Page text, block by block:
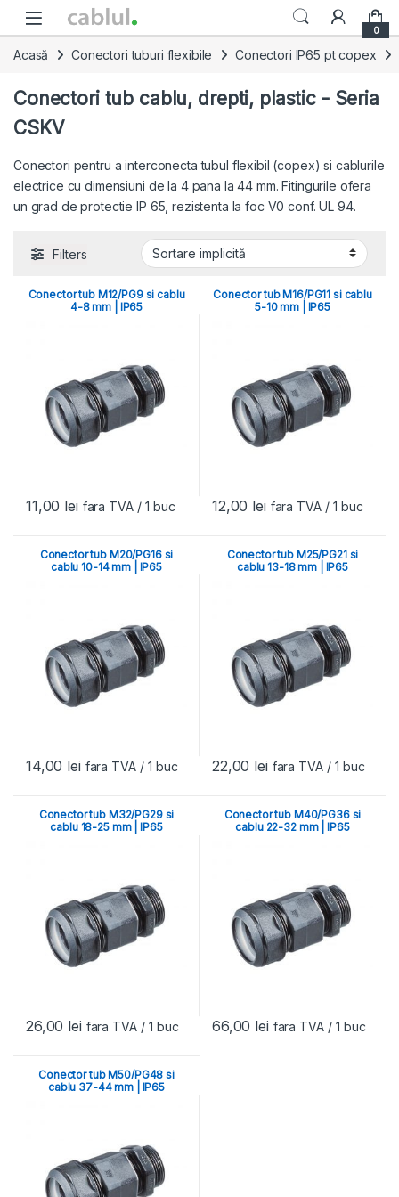
Skip to navigation
Skip to content
0
Acasă Conectori tuburi flexibile Conectori IP65 pt copex
Conectori tub cablu, drepti, plastic - Seria
CSKV
Conectori pentru a interconecta tubul flexibil (copex) si cablurile
electrice cu dimensiuni de la 4 pana la 44 mm. Fitingurile ofera
un grad de protectie IP 65, rezistenta la foc V0 conf. UL 94.
Filters
Conector tub M12/PG9 si cablu
4-8 mm | IP65
11,00 lei fara TVA / 1 buc
Conector tub M16/PG11 si cablu
5-10 mm | IP65
12,00 lei fara TVA / 1 buc
Conector tub M20/PG16 si
cablu 10-14 mm | IP65
14,00 lei fara TVA / 1 buc
Conector tub M25/PG21 si
cablu 13-18 mm | IP65
22,00 lei fara TVA / 1 buc
Conector tub M32/PG29 si
cablu 18-25 mm | IP65
26,00 lei fara TVA / 1 buc
Conector tub M40/PG36 si
cablu 22-32 mm | IP65
66,00 lei fara TVA / 1 buc
Conector tub M50/PG48 si
cablu 37-44 mm | IP65